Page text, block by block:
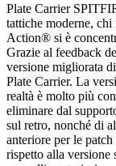
Plate Carrier
tattiche moderne,
Action® si è
Grazie al feedback
versione migliorata
Plate Carrier. La
realtà è molto più
eliminare dal
sul retro, nonché di
anteriore per le
rispetto alla versione